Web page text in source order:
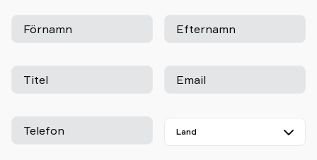
Förnamn Efternamn
Titel Email
Telefon